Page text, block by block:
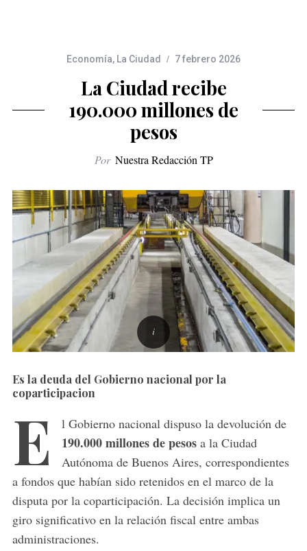
Economía, La Ciudad 7 febrero 2026
La Ciudad recibe
190.000 millones de
pesos
Por Nuestra Redacción TP
Es la deuda del Gobierno nacional por la
coparticipacion
E l Gobierno nacional dispuso la devolución de
190.000 millones de pesosa la Ciudad
Autónoma de Buenos Aires, correspondientes
a fondos que habían sido retenidos en el marco de la
disputa por la coparticipación. La decisión implica un
giro significativo en la relación fiscal entre ambas
administraciones.